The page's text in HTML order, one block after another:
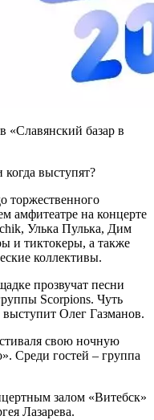
«Славянский базар в
выступят?
торжественного
амфитеатре на концерте
Улька Пулька, Дим
и тиктокеры, а также
коллективы.
прозвучат песни
Scorpions. Чуть
Олег Газманов.
свою ночную
Среди гостей – группа
залом «Витебск»
Лазарева.